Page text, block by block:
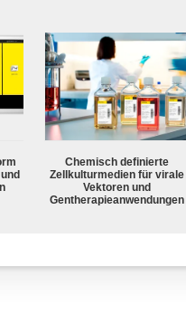
Chemisch definierte
Zellkulturmedien für virale
Vektoren und
Gentherapieanwendungen